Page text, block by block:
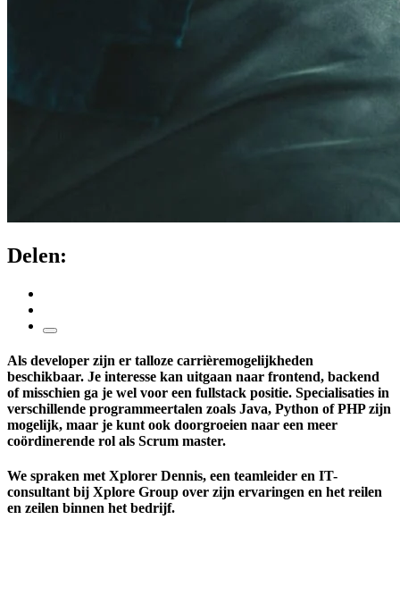
Delen:
Als developer zijn er talloze carrièremogelijkheden
beschikbaar. Je interesse kan uitgaan naar frontend, backend
of misschien ga je wel voor een fullstack positie. Specialisaties in
verschillende programmeertalen zoals Java, Python of PHP zijn
mogelijk, maar je kunt ook doorgroeien naar een meer
coördinerende rol als Scrum master.
We spraken met Xplorer Dennis, een teamleider en IT-
consultant bij Xplore Group over zijn ervaringen en het reilen
en zeilen binnen het bedrijf.